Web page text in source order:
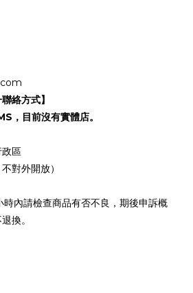
絡方式】
目前沒有實體店。
區
對外開放）
時內請檢查商品有否不良，期後申訴概
換。